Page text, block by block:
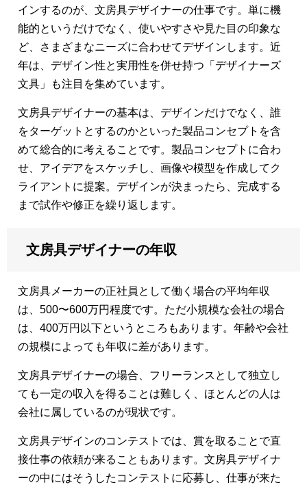
インするのが、文房具デザイナーの仕事です。単に機
能的というだけでなく、使いやすさや見た目の印象な
ど、さまざまなニーズに合わせてデザインします。近
年は、デザイン性と実用性を併せ持つ「デザイナーズ
文具」も注目を集めています。
文房具デザイナーの基本は、デザインだけでなく、誰
をターゲットとするのかといった製品コンセプトを含
めて総合的に考えることです。製品コンセプトに合わ
せ、アイデアをスケッチし、画像や模型を作成してク
ライアントに提案。デザインが決まったら、完成する
まで試作や修正を繰り返します。
文房具デザイナーの年収
文房具メーカーの正社員として働く場合の平均年収
は、500〜600万円程度です。ただ小規模な会社の場合
は、400万円以下というところもあります。年齢や会社
の規模によっても年収に差があります。
文房具デザイナーの場合、フリーランスとして独立し
ても一定の収入を得ることは難しく、ほとんどの人は
会社に属しているのが現状です。
文房具デザインのコンテストでは、賞を取ることで直
接仕事の依頼が来ることもあります。文房具デザイナ
ーの中にはそうしたコンテストに応募し、仕事が来た